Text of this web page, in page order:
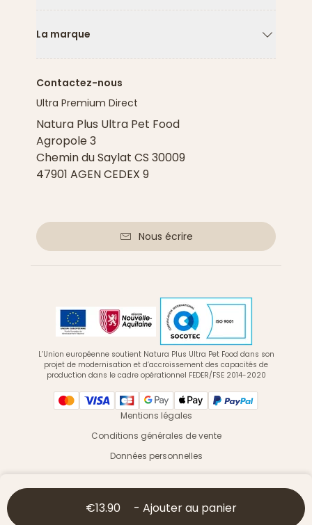
€13.90 - Ajouter au panier
La marque
Contactez-nous
Ultra Premium Direct
Natura Plus Ultra Pet Food
Agropole 3
Chemin du Saylat CS 30009
47901 AGEN CEDEX 9
Nous écrire
L’Union européenne soutient Natura Plus Ultra Pet Food dans son
projet de modernisation et d’accroissement des capacités de
production dans le cadre opérationnel FEDER/FSE 2014-2020
Mentions légales
Conditions générales de vente
Données personnelles
© 2026 Ultra Premium Direct - Tous droits réservés